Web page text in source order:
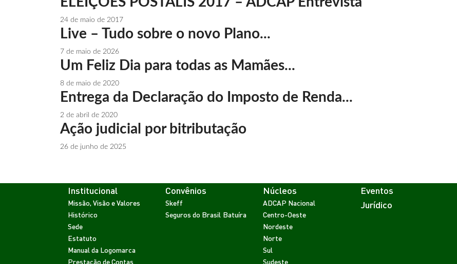
24 de maio de 2017
Live – Tudo sobre o novo Plano...
7 de maio de 2026
Um Feliz Dia para todas as Mamães...
8 de maio de 2020
Entrega da Declaração do Imposto de Renda...
2 de abril de 2020
Ação judicial por bitributação
26 de junho de 2025
Institucional
Missão, Visão e Valores
Histórico
Sede
Estatuto
Manual da Logomarca
Prestação de Contas
Convênios
Skeff
Seguros do Brasil Batuíra
Núcleos
ADCAP Nacional
Centro-Oeste
Nordeste
Norte
Sul
Sudeste
Eventos
Jurídico